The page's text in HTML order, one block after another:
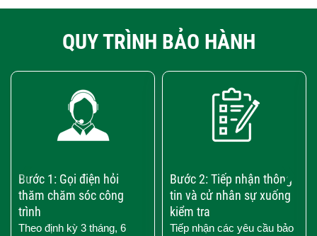
QUY TRÌNH BẢO HÀNH
Bước 1: Gọi điện hỏi
thăm chăm sóc công
trình
Theo định kỳ 3 tháng, 6
Bước 2: Tiếp nhận thông
tin và cử nhân sự xuống
kiểm tra
Tiếp nhận các yêu cầu bảo
›
‹